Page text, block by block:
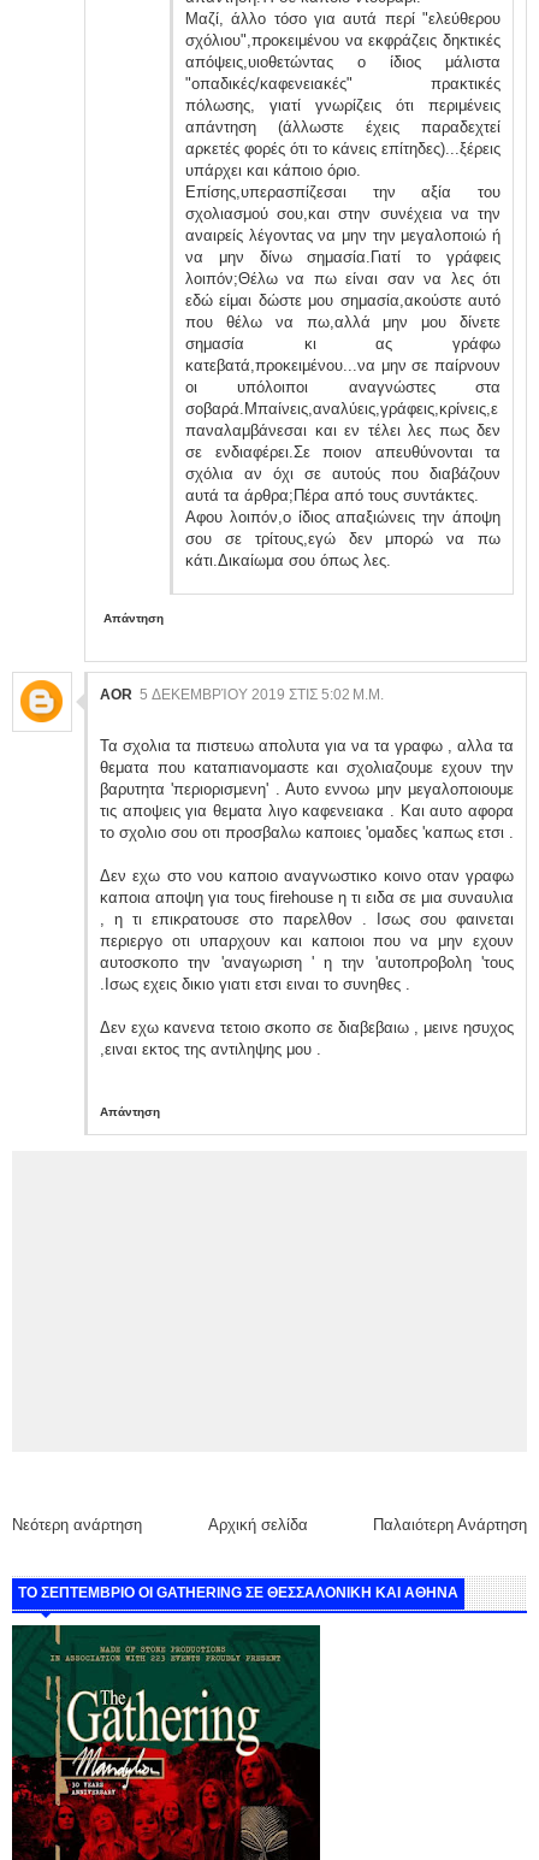
Μαζί, άλλο τόσο για αυτά περί "ελεύθερου
σχόλιου",προκειμένου να εκφράζεις δηκτικές
απόψεις,υιοθετώντας ο ίδιος μάλιστα
"οπαδικές/καφενειακές" πρακτικές
πόλωσης, γιατί γνωρίζεις ότι περιμένεις
απάντηση (άλλωστε έχεις παραδεχτεί
αρκετές φορές ότι το κάνεις επίτηδες)...ξέρεις
υπάρχει και κάποιο όριο.
Επίσης,υπερασπίζεσαι την αξία του
σχολιασμού σου,και στην συνέχεια να την
αναιρείς λέγοντας να μην την μεγαλοποιώ ή
να μην δίνω σημασία.Γιατί το γράφεις
λοιπόν;Θέλω να πω είναι σαν να λες ότι
εδώ είμαι δώστε μου σημασία,ακούστε αυτό
που θέλω να πω,αλλά μην μου δίνετε
σημασία κι ας γράφω
κατεβατά,προκειμένου...να μην σε παίρνουν
οι υπόλοιποι αναγνώστες στα
σοβαρά.Μπαίνεις,αναλύεις,γράφεις,κρίνεις,ε
παναλαμβάνεσαι και εν τέλει λες πως δεν
σε ενδιαφέρει.Σε ποιον απευθύνονται τα
σχόλια αν όχι σε αυτούς που διαβάζουν
αυτά τα άρθρα;Πέρα από τους συντάκτες.
Αφου λοιπόν,ο ίδιος απαξιώνεις την άποψη
σου σε τρίτους,εγώ δεν μπορώ να πω
κάτι.Δικαίωμα σου όπως λες.
Απάντηση
AOR 5 ΔΕΚΕΜΒΡΊΟΥ 2019 ΣΤΙΣ 5:02 Μ.Μ.
Τα σχολια τα πιστευω απολυτα για να τα γραφω , αλλα τα
θεματα που καταπιανομαστε και σχολιαζουμε εχουν την
βαρυτητα 'περιορισμενη' . Αυτο εννοω μην μεγαλοποιουμε
τις αποψεις για θεματα λιγο καφενειακα . Και αυτο αφορα
το σχολιο σου οτι προσβαλω καποιες 'ομαδες 'καπως ετσι .
Δεν εχω στο νου καποιο αναγνωστικο κοινο οταν γραφω
καποια αποψη για τους firehouse η τι ειδα σε μια συναυλια
, η τι επικρατουσε στο παρελθον . Ισως σου φαινεται
περιεργο οτι υπαρχουν και καποιοι που να μην εχουν
αυτοσκοπο την 'αναγωριση ' η την 'αυτοπροβολη 'τους
.Ισως εχεις δικιο γιατι ετσι ειναι το συνηθες .
Δεν εχω κανενα τετοιο σκοπο σε διαβεβαιω , μεινε ησυχος
,ειναι εκτος της αντιληψης μου .
Απάντηση
Νεότερη ανάρτηση Παλαιότερη Ανάρτηση
Αρχική σελίδα
ΤΟ ΣΕΠΤΕΜΒΡΙΟ ΟΙ GATHERING ΣΕ ΘΕΣΣΑΛΟΝΙΚΗ ΚΑΙ ΑΘΗΝΑ